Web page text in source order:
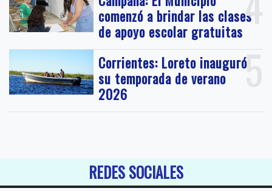
comenzó a brindar las clases
de apoyo escolar gratuitas
5
Corrientes: Loreto inauguró
su temporada de verano
2026
REDES SOCIALES